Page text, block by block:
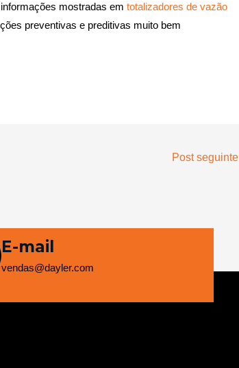
mostradas em totalizadores de vazão
preventivas e preditivas muito bem
Post seguinte
E-mail
vendas@dayler.com